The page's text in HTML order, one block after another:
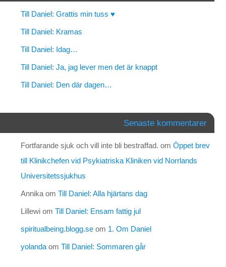
Till Daniel: Grattis min tuss ♥
Till Daniel: Kramas
Till Daniel: Idag…
Till Daniel: Ja, jag lever men det är knappt
Till Daniel: Den där dagen…
Senaste kommentarer
Fortfarande sjuk och vill inte bli bestraffad. om Öppet brev
till Klinikchefen vid Psykiatriska Kliniken vid Norrlands
Universitetssjukhus
Annikaom Till Daniel: Alla hjärtans dag
Lillewiom Till Daniel: Ensam fattig jul
spiritualbeing.blogg.seom 1. Om Daniel
yolandaom Till Daniel: Sommaren går